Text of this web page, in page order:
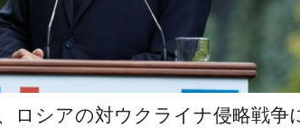
ロシアの対ウクライナ侵略戦争